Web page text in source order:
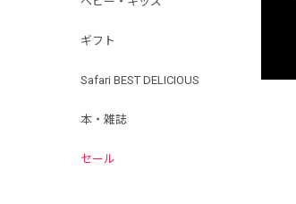
ギフト
Safari BEST DELICIOUS
本・雑誌
セール